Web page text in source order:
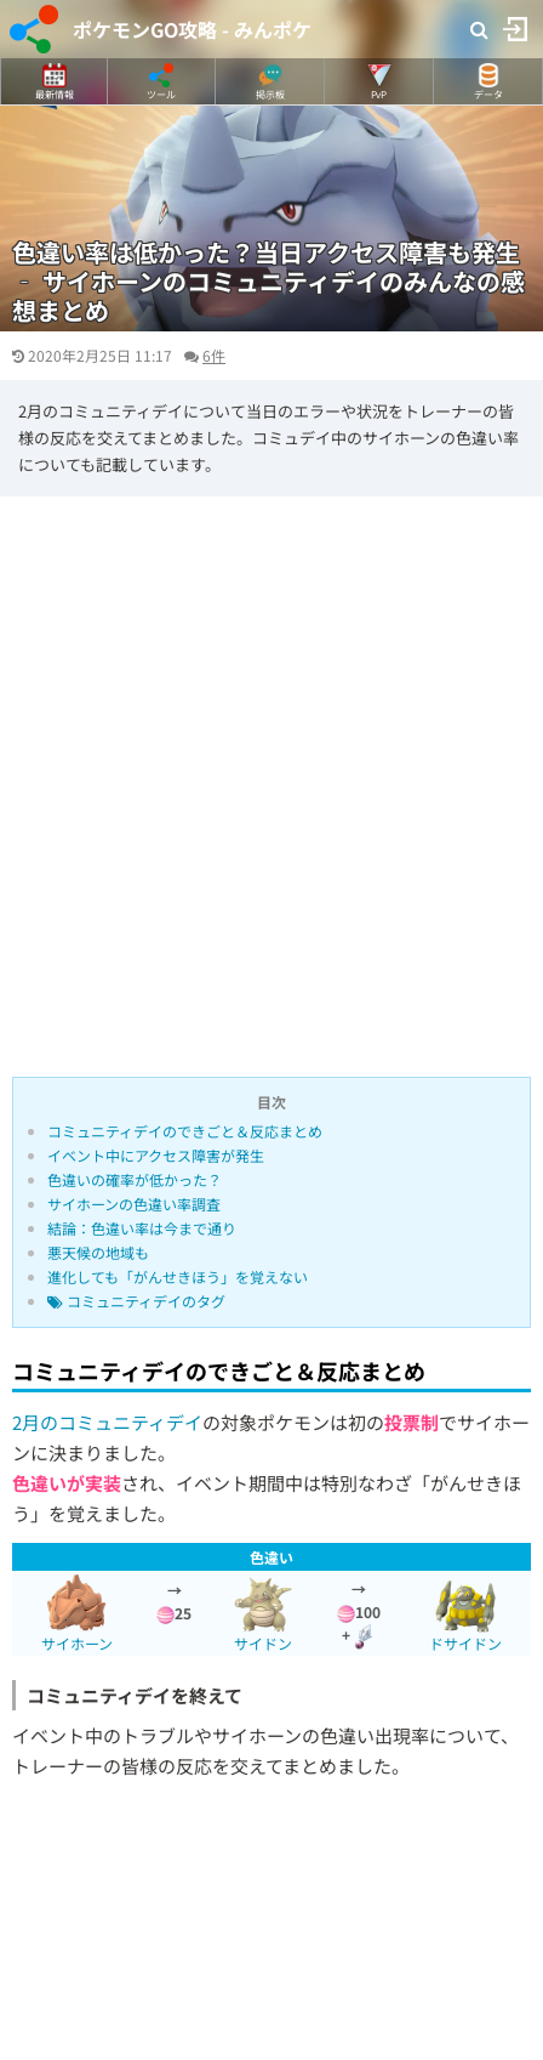
ポケモンGO攻略 - みんポケ
最新情報 ツール 掲示板 PvP データ
色違い率は低かった？当日アクセス障害も発生
‐ サイホーンのコミュニティデイのみんなの感
想まとめ
2020年2月25日 11:17 6件
2月のコミュニティデイについて当日のエラーや状況をトレーナーの皆
様の反応を交えてまとめました。コミュデイ中のサイホーンの色違い率
についても記載しています。
目次
コミュニティデイのできごと＆反応まとめ
イベント中にアクセス障害が発生
色違いの確率が低かった？
サイホーンの色違い率調査
結論：色違い率は今まで通り
悪天候の地域も
進化しても「がんせきほう」を覚えない
コミュニティデイのタグ
コミュニティデイのできごと＆反応まとめ
2月のコミュニティデイの対象ポケモンは初の投票制でサイホー
ンに決まりました。
色違いが実装され、イベント期間中は特別なわざ「がんせきほ
う」を覚えました。
色違い
サイホーン
→
25
サイドン
→
100
+
ドサイドン
コミュニティデイを終えて
イベント中のトラブルやサイホーンの色違い出現率について、
トレーナーの皆様の反応を交えてまとめました。